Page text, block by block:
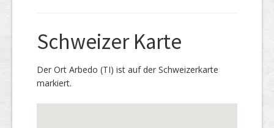
Schweizer Karte
Der Ort Arbedo (TI) ist auf der Schweizerkarte
markiert.